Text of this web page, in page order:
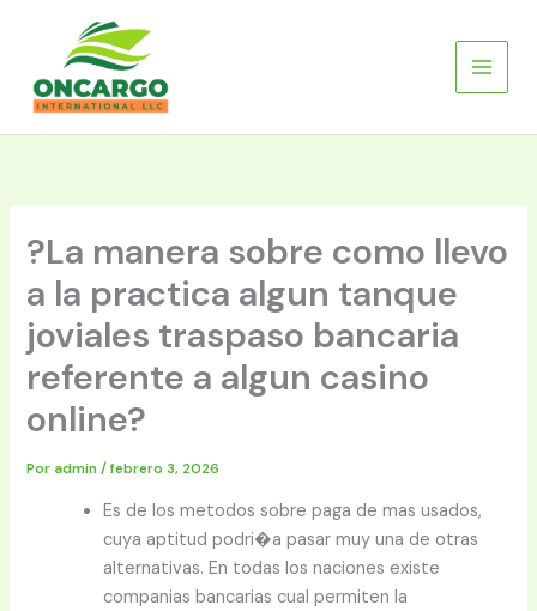
contenido
?La manera sobre como llevo
a la practica algun tanque
joviales traspaso bancaria
referente a algun casino
online?
Por admin/febrero 3, 2026
Es de los metodos sobre paga de mas usados,
cuya aptitud podri�a pasar muy una de otras
alternativas. En todas los naciones existe
companias bancarias cual permiten la